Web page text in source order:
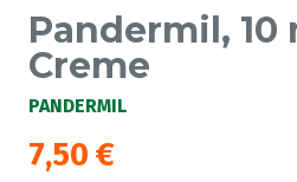
Pandermil, 10
Creme
PANDERMIL
7,50 €